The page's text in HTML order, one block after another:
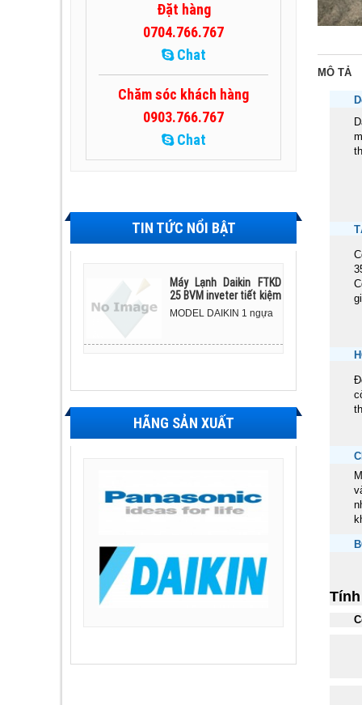
Đặt hàng
0704.766.767
Chat
Chăm sóc khách hàng
0903.766.767
Chat
TIN TỨC NỔI BẬT
Máy Lạnh Daikin FTKD
25 BVM inveter tiết kiệm
điện - 1 ngựa
MODEL DAIKIN 1 ngựa
HÃNG SẢN XUẤT
MÔ TẢ